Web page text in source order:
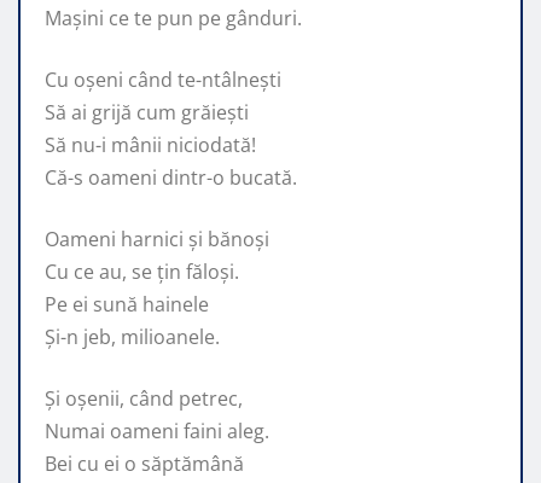
Mașini ce te pun pe gânduri.
Cu oșeni când te-ntâlnești
Să ai grijă cum grăiești
Să nu-i mânii niciodată!
Că-s oameni dintr-o bucată.
Oameni harnici și bănoși
Cu ce au, se țin făloși.
Pe ei sună hainele
Și-n jeb, milioanele.
Și oșenii, când petrec,
Numai oameni faini aleg.
Bei cu ei o săptămână